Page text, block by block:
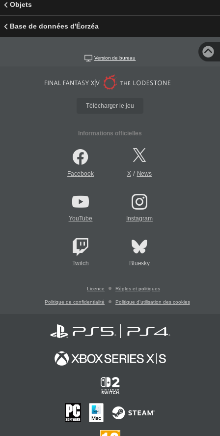
Objets
Base de données d'Éorzéa
Version de bureau
Télécharger le jeu
Informations officielles
Facebook X/ News
YouTube Instagram
Twitch Bluesky
Licence Règles et politiques
Politique de confidentialité Politique d'utilisation des cookies